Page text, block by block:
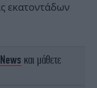
εκατοντάδων
και μάθετε